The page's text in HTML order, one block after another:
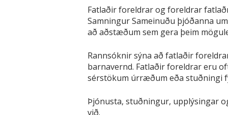
Fatlaðir foreldrar og foreldrar
Samningur Sameinuðu þjóðanna
að aðstæðum sem gera þeim
Rannsóknir sýna að fatlaðir
barnavernd. Fatlaðir foreldrar eru
sérstökum úrræðum eða stuðningi
Þjónusta, stuðningur, upplýsingar
við.